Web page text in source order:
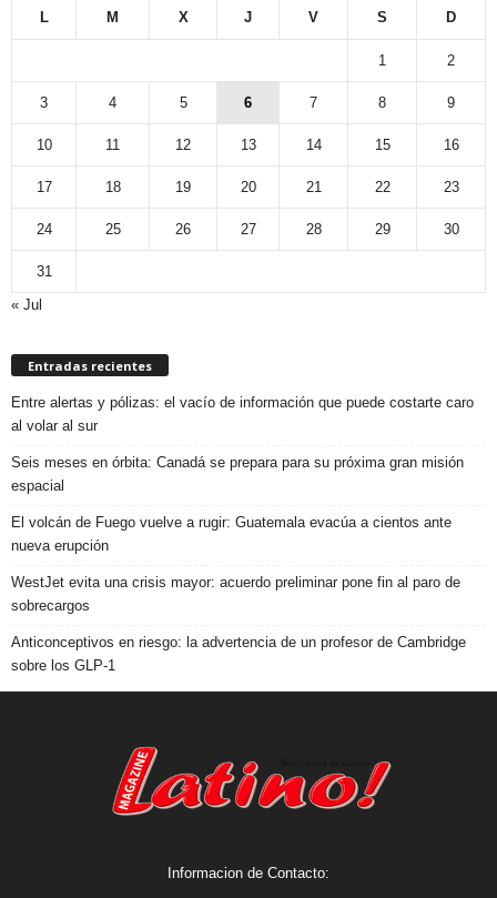
L M X J V S D
1 2
3 4 5 6 7 8 9
10 11 12 13 14 15 16
17 18 19 20 21 22 23
24 25 26 27 28 29 30
31
« Jul
Entradas recientes
Entre alertas y pólizas: el vacío de información que puede costarte caro
al volar al sur
Seis meses en órbita: Canadá se prepara para su próxima gran misión
espacial
El volcán de Fuego vuelve a rugir: Guatemala evacúa a cientos ante
nueva erupción
WestJet evita una crisis mayor: acuerdo preliminar pone fin al paro de
sobrecargos
Anticonceptivos en riesgo: la advertencia de un profesor de Cambridge
sobre los GLP-1
Informacion de Contacto: